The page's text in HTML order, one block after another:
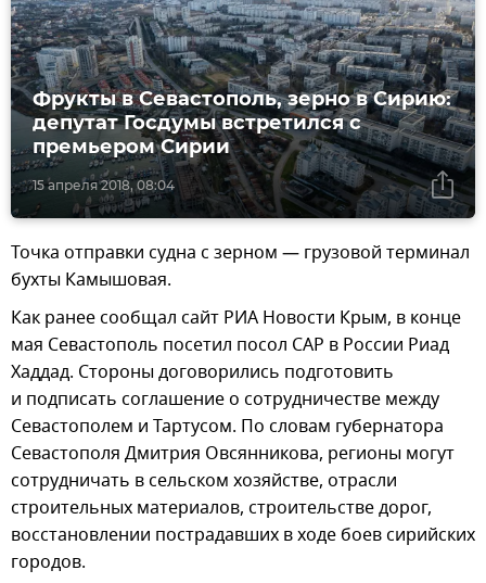
15 апреля 2018, 08:04
Фрукты в Севастополь, зерно в Сирию:
депутат Госдумы встретился с
премьером Сирии
Точка отправки судна с зерном — грузовой терминал
бухты Камышовая.
Как ранее сообщал сайт РИА Новости Крым, в конце
мая Севастополь посетил посол САР в России Риад
Хаддад. Стороны договорились подготовить
и подписать соглашение о сотрудничестве между
Севастополем и Тартусом. По словам губернатора
Севастополя Дмитрия Овсянникова, регионы могут
сотрудничать в сельском хозяйстве, отрасли
строительных материалов, строительстве дорог,
восстановлении пострадавших в ходе боев сирийских
городов.